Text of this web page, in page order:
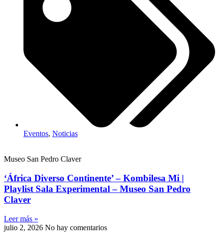
Eventos, Noticias
Museo San Pedro Claver
‘África Diverso Continente’ – Kombilesa Mi |
Playlist Sala Experimental – Museo San Pedro
Claver
Leer más »
julio 2, 2026 No hay comentarios